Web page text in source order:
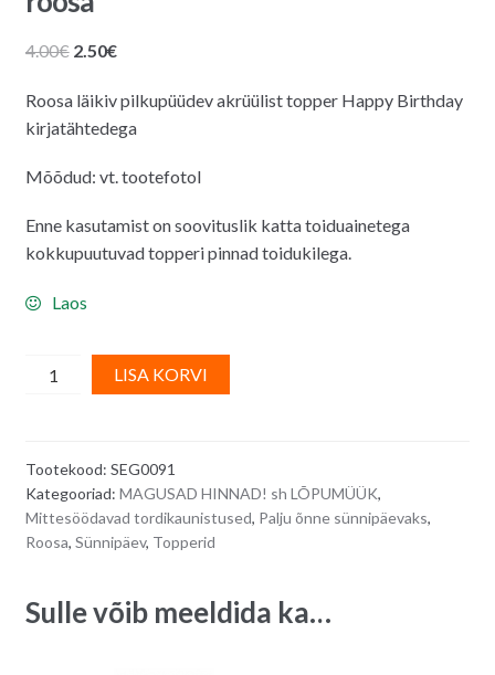
4.00€ Algne
oli:
4.00€.
2.50€Praegune
on:
2.50€.
Roosa läikiv pilkupüüdev akrüülist topper Happy Birthday
kirjatähtedega
Mõõdud: vt. tootefotol
Enne kasutamist on soovituslik katta toiduainetega
kokkupuutuvad topperi pinnad toidukilega.
Laos
Tordi
Birthday,
läikiv
roosa
LISA KORVI
Tootekood: SEG0091
Kategooriad: MAGUSAD HINNAD! sh LÕPUMÜÜK,
Mittesöödavad tordikaunistused, Palju õnne sünnipäevaks,
Roosa, Sünnipäev, Topperid
Sulle võib meeldida ka…